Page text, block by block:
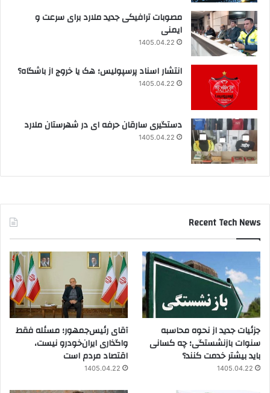
مصوبات ترافیکی جدید ملارد برای سرعت و
ایمنی
1405.04.22
انتشار اسناد پرسپولیس؛ هک یا خروج از باشگاه؟
1405.04.22
دستگیری سارقان حرفه ای در شهرستان ملارد
1405.04.22
Recent Tech News
جزئیات جدید از نحوه محاسبه
سنوات بازنشستگی؛ چه کسانی
باید بیشتر خدمت کنند؟
1405.04.22
آقای رئیس‌جمهور؛ مسئله فقط
واگذاری ایران‌خودرو نیست،
اقتصاد مردم است
1405.04.22